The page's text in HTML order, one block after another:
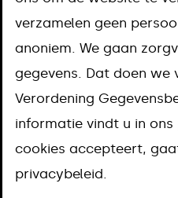
Wilt u meer
indienen over
verzamelen geen
anoniem. We gaan
gegevens. Dat doen we
Verordening
informatie vindt u in ons
cookies accepteert,
privacybeleid.